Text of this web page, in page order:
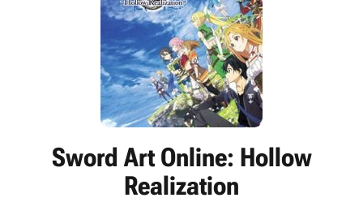
Sword Art Online: Hollow
Realization